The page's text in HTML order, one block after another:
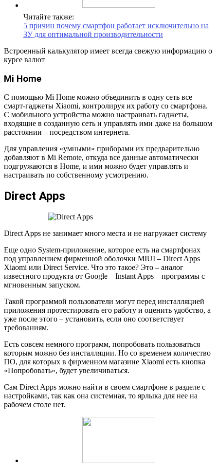
Читайте также:
5 причин почему смартфон работает исключительно на
ЗУ для оптимальной производительности
Встроенный калькулятор имеет всегда свежую информацию о
курсе валют
Mi Home
С помощью Mi Home можно объединить в одну сеть все
смарт-гаджеты Xiaomi, контролируя их работу со смартфона.
С мобильного устройства можно настраивать гаджеты,
входящие в созданную сеть и управлять ими даже на большом
расстоянии – посредством интернета.
Для управления «умными» приборами их предварительно
добавляют в Mi Remote, откуда все данные автоматически
подгружаются в Home, и ими можно будет управлять и
настраивать по собственному усмотрению.
Direct Apps
Direct Apps не занимает много места и не нагружает систему
Еще одно System-приложение, которое есть на смартфонах
под управлением фирменной оболочки MIUI – Direct Apps
Xiaomi или Direct Service. Что это такое? Это – аналог
известного продукта от Google – Instant Apps – программы с
мгновенным запуском.
Такой программой пользователи могут перед инсталляцией
приложения протестировать его работу и оценить удобство, а
уже после этого – установить, если оно соответствует
требованиям.
Есть совсем немного программ, попробовать пользоваться
которым можно без инсталляции. Но со временем количество
ПО, для которых в фирменном магазине Xiaomi есть кнопка
«Попробовать», будет увеличиваться.
Сам Direct Apps можно найти в своем смартфоне в разделе с
настройками, так как она системная, то ярлыка для нее на
рабочем столе нет.